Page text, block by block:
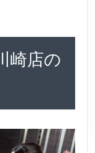
崎店の